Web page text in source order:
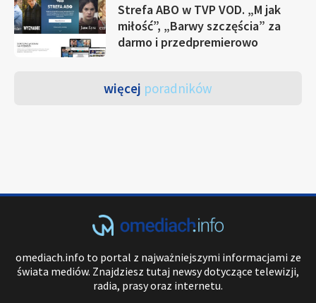
Strefa ABO w TVP VOD. „M jak
miłość”, „Barwy szczęścia” za
darmo i przedpremierowo
więcej poradników
omediach.info to portal z najważniejszymi informacjami ze
świata mediów. Znajdziesz tutaj newsy dotyczące telewizji,
radia, prasy oraz internetu.